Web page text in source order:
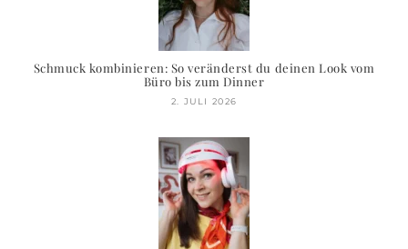
Schmuck kombinieren: So veränderst du deinen Look vom
Büro bis zum Dinner
2. JULI 2026